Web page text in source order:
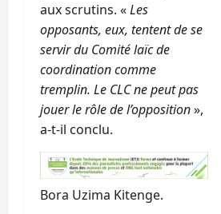
aux scrutins. «Les
opposants, eux, tentent de se
servir du Comité laïc de
coordination comme
tremplin. Le CLC ne peut pas
jouer le rôle de l’opposition»,
a-t-il conclu.
Bora Uzima Kitenge.